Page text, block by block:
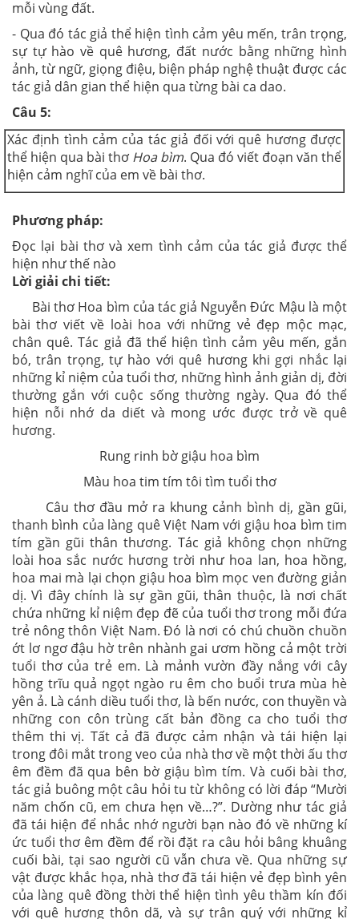
mỗi vùng đất.
- Qua đó tác giả thể hiện tình cảm yêu mến, trân trọng,
sự tự hào về quê hương, đất nước bằng những hình
ảnh, từ ngữ, giọng điệu, biện pháp nghệ thuật được các
tác giả dân gian thể hiện qua từng bài ca dao.
Câu 5:
Xác định tình cảm của tác giả đối với quê hương được
thể hiện qua bài thơ Hoa bìm. Qua đó viết đoạn văn thể
hiện cảm nghĩ của em về bài thơ.
Phương pháp:
Đọc lại bài thơ và xem tình cảm của tác giả được thể
hiện như thế nào
Lời giải chi tiết:
Bài thơ Hoa bìm của tác giả Nguyễn Đức Mậu là một
bài thơ viết về loài hoa với những vẻ đẹp mộc mạc,
chân quê. Tác giả đã thể hiện tình cảm yêu mến, gắn
bó, trân trọng, tự hào với quê hương khi gợi nhắc lại
những kỉ niệm của tuổi thơ, những hình ảnh giản dị, đời
thường gắn với cuộc sống thường ngày. Qua đó thể
hiện nỗi nhớ da diết và mong ước được trở về quê
hương.
Rung rinh bờ giậu hoa bìm
Màu hoa tim tím tôi tìm tuổi thơ
Câu thơ đầu mở ra khung cảnh bình dị, gần gũi,
thanh bình của làng quê Việt Nam với giậu hoa bìm tim
tím gần gũi thân thương. Tác giả không chọn những
loài hoa sắc nước hương trời như hoa lan, hoa hồng,
hoa mai mà lại chọn giậu hoa bìm mọc ven đường giản
dị. Vì đây chính là sự gần gũi, thân thuộc, là nơi chất
chứa những kỉ niệm đẹp đẽ của tuổi thơ trong mỗi đứa
trẻ nông thôn Việt Nam. Đó là nơi có chú chuồn chuồn
ớt lơ ngơ đậu hờ trên nhành gai ươm hồng cả một trời
tuổi thơ của trẻ em. Là mảnh vườn đầy nắng với cây
hồng trĩu quả ngọt ngào ru êm cho buổi trưa mùa hè
yên ả. Là cánh diều tuổi thơ, là bến nước, con thuyền và
những con côn trùng cất bản đồng ca cho tuổi thơ
thêm thi vị. Tất cả đã được cảm nhận và tái hiện lại
trong đôi mắt trong veo của nhà thơ về một thời ấu thơ
êm đềm đã qua bên bờ giậu bìm tím. Và cuối bài thơ,
tác giả buông một câu hỏi tu từ không có lời đáp “Mười
năm chốn cũ, em chưa hẹn về…?”. Dường như tác giả
đã tái hiện để nhắc nhớ người bạn nào đó về những kí
ức tuổi thơ êm đềm để rồi đặt ra câu hỏi bâng khuâng
cuối bài, tại sao người cũ vẫn chưa về. Qua những sự
vật được khắc họa, nhà thơ đã tái hiện vẻ đẹp bình yên
của làng quê đồng thời thể hiện tình yêu thầm kín đối
với quê hương thôn dã, và sự trân quý với những kỉ